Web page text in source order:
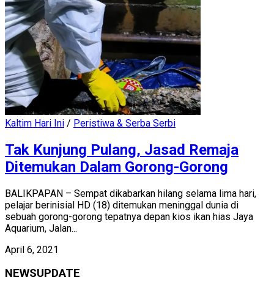
Kaltim Hari Ini / Peristiwa & Serba Serbi
Tak Kunjung Pulang, Jasad Remaja
Ditemukan Dalam Gorong-Gorong
BALIKPAPAN – Sempat dikabarkan hilang selama lima hari,
pelajar berinisial HD (18) ditemukan meninggal dunia di
sebuah gorong-gorong tepatnya depan kios ikan hias Jaya
Aquarium, Jalan...
April 6, 2021
NEWSUPDATE